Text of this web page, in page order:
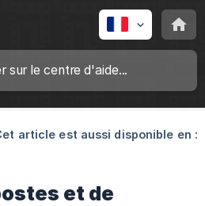
article est aussi disponible en :
et de